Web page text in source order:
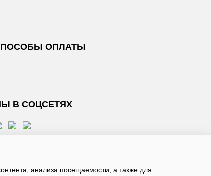
ОПЛАТЫ
В СОЦСЕТЯХ
анализа посещаемости, а также для